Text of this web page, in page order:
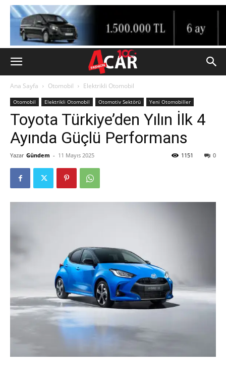
Ana Sayfa Otomobil Elektrikli Otomobil
Otomobil Elektrikli Otomobil Otomotiv Sektörü Yeni Otomobiller
Toyota Türkiye’den Yılın İlk 4
Ayında Güçlü Performans
Yazar Gündem - 11 Mayıs 2025 0
1151